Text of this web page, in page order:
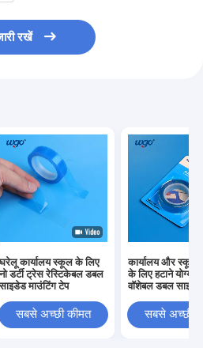
रखें
घरेलू कार्यालय स्कूल के लिए
नो डर्टी ट्रेस रेस्टिकेबल डबल
साइडेड माउंटिंग टेप
सबसे अच्छी कीमत
कार्यालय और स्कूल
के लिए हटाने योग्य
वॉशेबल डबल
सबसे अच्छी